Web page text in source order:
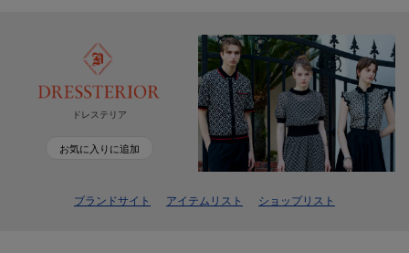
ドレステリア
お気に入りに追加
ブランドサイト アイテムリスト ショップリスト